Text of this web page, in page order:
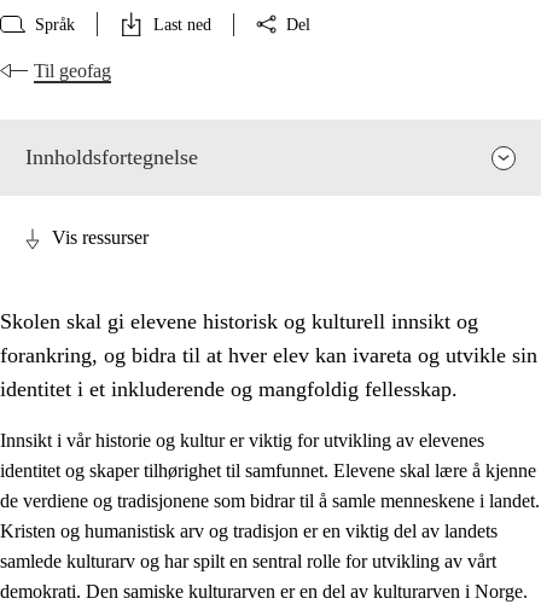
Språk Last ned Del
Til geofag
Innholdsfortegnelse
1. Opplæringens verdigrunnlag
1.1 Menneskeverdet
1.2 Identitet og kulturelt mangfold
Vis ressurser
Skolen skal gi elevene historisk og kulturell innsikt og
forankring, og bidra til at hver elev kan ivareta og utvikle sin
identitet i et inkluderende og mangfoldig fellesskap.
Innsikt i vår historie og kultur er viktig for utvikling av elevenes
identitet og skaper tilhørighet til samfunnet. Elevene skal lære å kjenne
de verdiene og tradisjonene som bidrar til å samle menneskene i landet.
Kristen og humanistisk arv og tradisjon er en viktig del av landets
samlede kulturarv og har spilt en sentral rolle for utvikling av vårt
demokrati. Den samiske kulturarven er en del av kulturarven i Norge.